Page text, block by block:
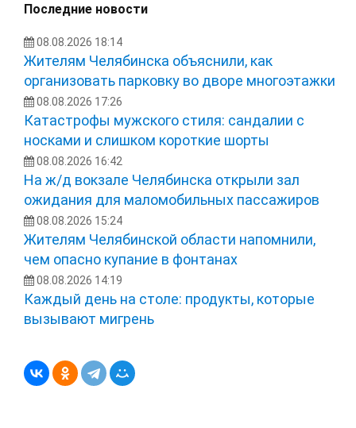
Последние новости
08.08.2026 18:14
Жителям Челябинска объяснили, как
организовать парковку во дворе многоэтажки
08.08.2026 17:26
Катастрофы мужского стиля: сандалии с
носками и слишком короткие шорты
08.08.2026 16:42
На ж/д вокзале Челябинска открыли зал
ожидания для маломобильных пассажиров
08.08.2026 15:24
Жителям Челябинской области напомнили,
чем опасно купание в фонтанах
08.08.2026 14:19
Каждый день на столе: продукты, которые
вызывают мигрень